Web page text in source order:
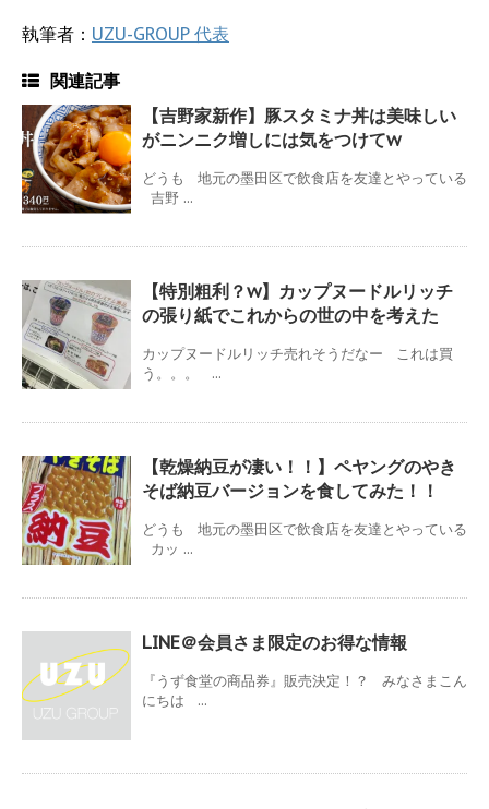
執筆者： UZU-GROUP 代表
関連記事
【吉野家新作】豚スタミナ丼は美味しい
がニンニク増しには気をつけてw
どうも 地元の墨田区で飲食店を友達とやっている
吉野 ...
【特別粗利？w】カップヌードルリッチ
の張り紙でこれからの世の中を考えた
カップヌードルリッチ売れそうだなー これは買
う。。。 ...
【乾燥納豆が凄い！！】ペヤングのやき
そば納豆バージョンを食してみた！！
どうも 地元の墨田区で飲食店を友達とやっている
カッ ...
LINE＠会員さま限定のお得な情報
『うず食堂の商品券』販売決定！？ みなさまこん
にちは ...